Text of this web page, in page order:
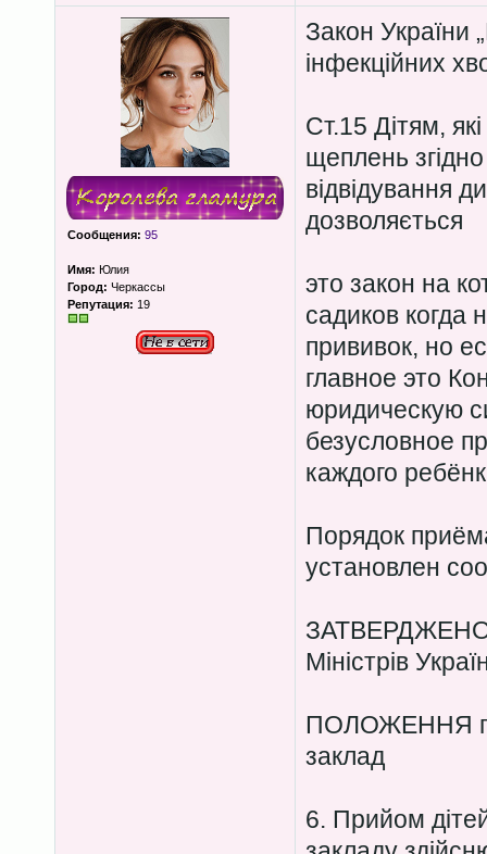
Сообщения: 95
Имя: Юлия
Город: Черкассы
Репутация: 19
Закон України
інфекційних
Ст.15 Дітям,
щеплень
відвідування
дозволяється
это закон на
садиков когда
прививок, но
главное это
юридическую
безусловное
каждого
Порядок
установлен
ЗАТВЕРДЖЕНО
Міністрів
ПОЛОЖЕННЯ
заклад
6. Прийом